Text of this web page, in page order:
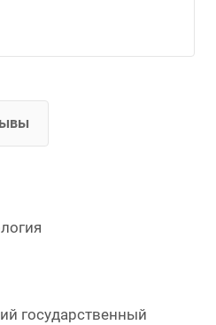
государственный